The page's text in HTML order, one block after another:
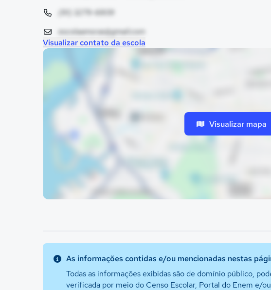
(91) 3279-6809
escolaamoras@gmail.com
Visualizar contato da escola
Visualizar mapa
As informações contidas e/ou mencionadas nestas
Todas as informações exibidas são de domínio público,
verificada por meio do Censo Escolar, Portal do Enem e/